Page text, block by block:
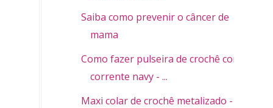
Saiba como prevenir o câncer de
mama
Como fazer pulseira de crochê com
corrente navy - ...
Maxi colar de crochê metalizado -